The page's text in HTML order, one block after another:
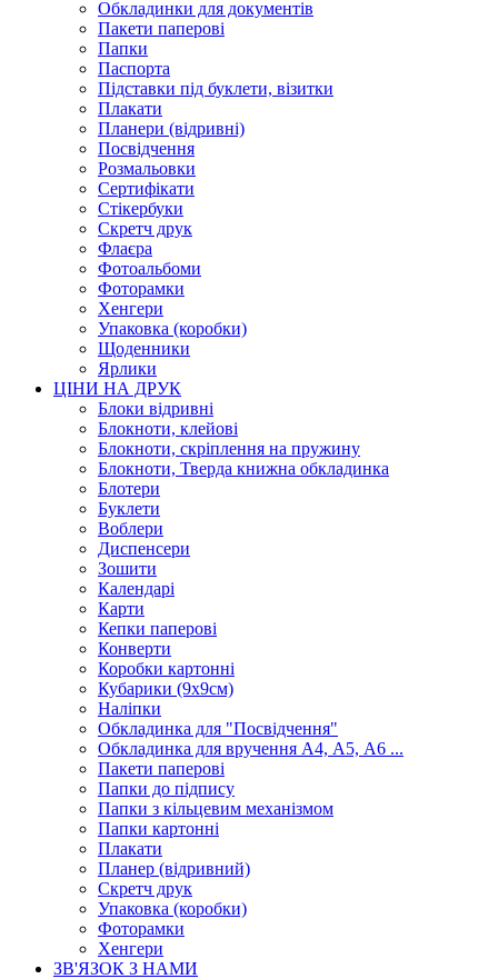
Обкладинки для документів
Пакети паперові
Папки
Паспорта
Підставки під буклети, візитки
Плакати
Планери (відривні)
Посвідчення
Розмальовки
Сертифікати
Стікербуки
Скретч друк
Флаєра
Фотоальбоми
Фоторамки
Хенгери
Упаковка (коробки)
Щоденники
Ярлики
ЦІНИ НА ДРУК
Блоки відривні
Блокноти, клейові
Блокноти, скріплення на пружину
Блокноти, Тверда книжна обкладинка
Блотери
Буклети
Воблери
Диспенсери
Зошити
Календарі
Карти
Кепки паперові
Конверти
Коробки картонні
Кубарики (9х9см)
Наліпки
Обкладинка для "Посвідчення"
Обкладинка для вручення А4, А5, А6 ...
Пакети паперові
Папки до підпису
Папки з кільцевим механізмом
Папки картонні
Плакати
Планер (відривний)
Скретч друк
Упаковка (коробки)
Фоторамки
Хенгери
ЗВ'ЯЗОК З НАМИ